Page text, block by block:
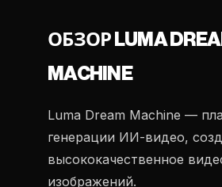
ОБЗОР LUMA
MACHINE
Luma Dream Machine —
генерации ИИ-видео,
высококачественное
изображений.